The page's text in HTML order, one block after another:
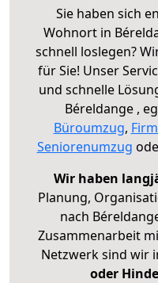
Sie haben sich
Wohnort in
schnell loslegen?
für Sie! Unser
und schnelle
Béreldange ,
Büroumzug,
Seniorenumzug
Wir haben
Planung,
nach
Zusammenarbeit
Netzwerk sind wir
oder